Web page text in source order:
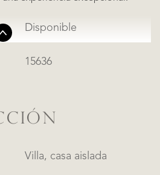
Disponible
15636
Villa, casa aislada